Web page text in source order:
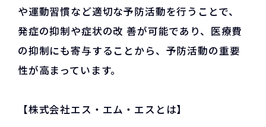
や運動習慣など適切な予防活動を行うことで、
発症の抑制や症状の改 善が可能であり、医療費
の抑制にも寄与することから、予防活動の重要
性が高まっています。
【株式会社エス・エム・エスとは】